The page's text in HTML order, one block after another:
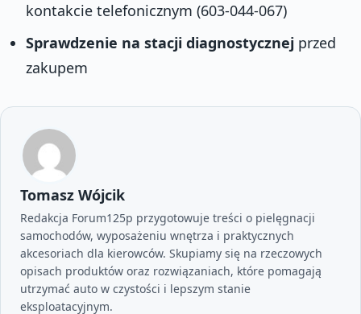
kontakcie telefonicznym (603-044-067)
Sprawdzenie na stacji diagnostycznejprzed
zakupem
Tomasz Wójcik
Redakcja Forum125p przygotowuje treści o pielęgnacji
samochodów, wyposażeniu wnętrza i praktycznych
akcesoriach dla kierowców. Skupiamy się na rzeczowych
opisach produktów oraz rozwiązaniach, które pomagają
utrzymać auto w czystości i lepszym stanie
eksploatacyjnym.